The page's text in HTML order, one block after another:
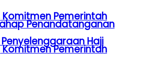
Komitmen Pemerintah
Haji
Penandatanganan
Komitmen Pemerintah